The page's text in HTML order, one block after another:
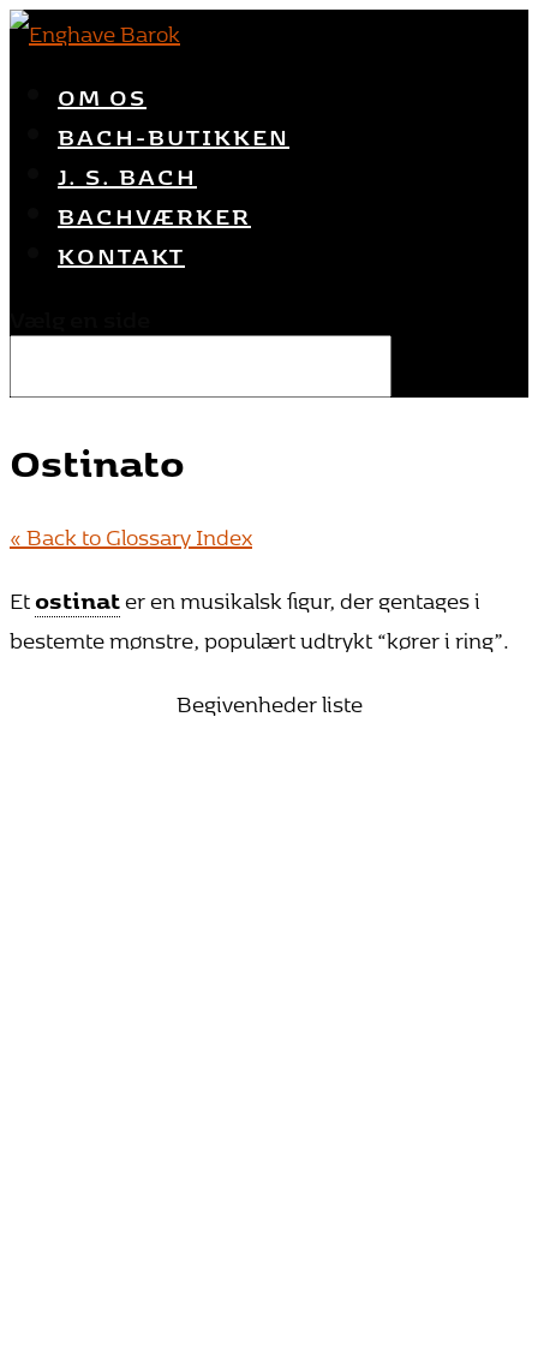
OM OS
BACH-BUTIKKEN
J. S. BACH
BACHVÆRKER
KONTAKT
Ostinato
« Back to Glossary Index
Etostinater en musikalsk figur, der gentages i
bestemte mønstre, populært udtrykt “kører i ring”.
Begivenheder liste